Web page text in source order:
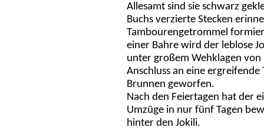
Allesamt sind sie schwarz
Buchs verzierte Stecken
Tambourengetrommel
einer Bahre wird der leblose
unter großem Wehklagen
Anschluss an eine
Brunnen geworfen.
Nach den Feiertagen hat der
Umzüge in nur fünf Tagen
hinter den Jokili.